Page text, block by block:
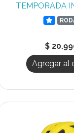
TEMPORADA
$
Agregar al